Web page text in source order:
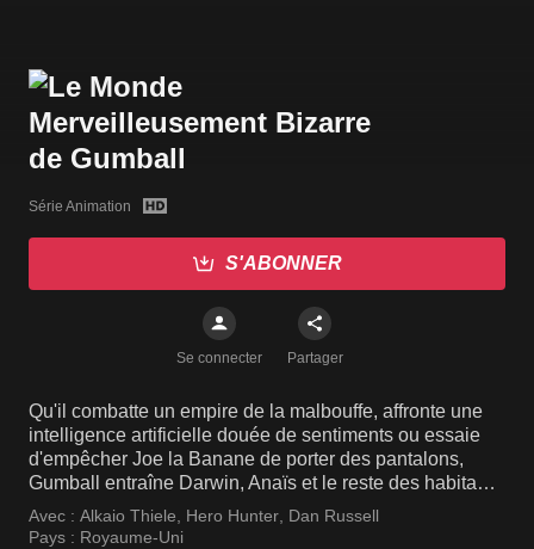
Série Animation
S'ABONNER
Se connecter Partager
Qu'il combatte un empire de la malbouffe, affronte une
intelligence artificielle douée de sentiments ou essaie
d'empêcher Joe la Banane de porter des pantalons,
Gumball entraîne Darwin, Anaïs et le reste des habitants
d’Elmore dans ses aventures.
Avec : Alkaio Thiele, Hero Hunter, Dan Russell
Pays : Royaume-Uni